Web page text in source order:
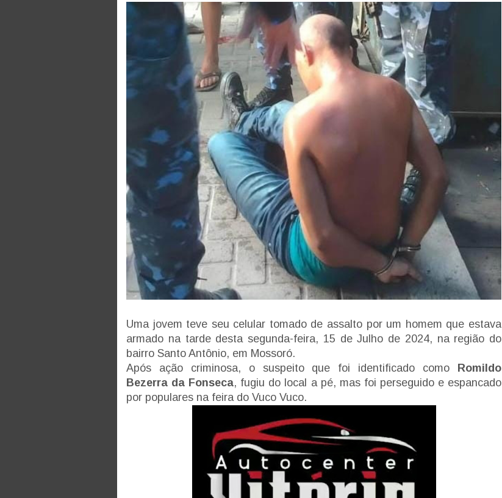
Uma jovem teve seu celular tomado de assalto por um homem que estava
armado na tarde desta segunda-feira, 15 de Julho de 2024, na região do
bairro Santo Antônio, em Mossoró.
Após ação criminosa, o suspeito que foi identificado como Romildo
Bezerra da Fonseca, fugiu do local a pé, mas foi perseguido e espancado
por populares na feira do Vuco Vuco.